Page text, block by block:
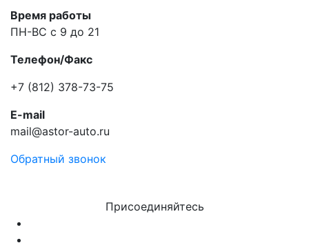
Время работы
ПН-ВС с 9 до 21
Телефон/Факс
+7 (812) 378-73-75
E-mail
mail@astor-auto.ru
Обратный звонок
Присоединяйтесь